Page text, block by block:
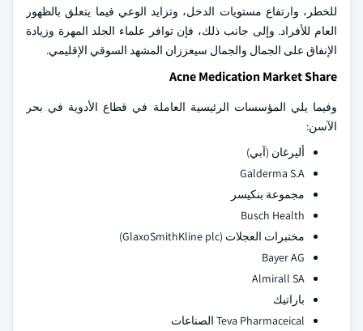
للخطر، وارتفاع مستويات الدخل، وتزايد الوعي فيما يتعلق بالظهور
العام للأفراد. وإلى جانب ذلك، فإن توافر علماء الجلد المهرة وزيادة
الإنفاق على الجمال والجمال سيعززان المشهد السوقي الإقليمي.
Acne Medication Market Share
وفيما يلي المؤسسات الرئيسية العاملة في قطاع الأدوية في بحر
الآسن:
أليرغان (آبي)
Galderma S.A
مجموعة بنكيسر
Busch Health
مختبرات العجلات (GlaxoSmithKline plc)
Bayer AG
Almirall SA
باراتيك
Teva Pharmaceical الصناعات